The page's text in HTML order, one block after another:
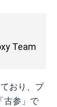
Team
おり、プ
古参」で